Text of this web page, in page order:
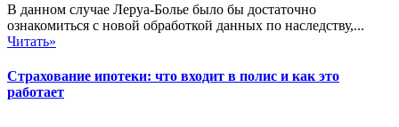
В данном случае Леруа-Болье было бы достаточно
ознакомиться с новой обработкой данных по наследству,...
Читать»
Страхование ипотеки: что входит в полис и как это
работает